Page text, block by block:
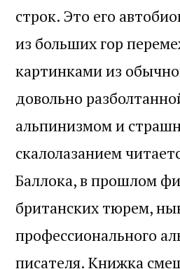
строк. Это его
из больших гор
картинками из
довольно
альпинизмом и
скалолазанием
Баллока, в прошлом
британских тюрем,
профессионального
писателя. Книжка